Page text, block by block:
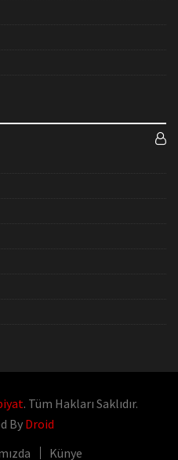
. Tüm Hakları Saklıdır.
By Droid
Künye